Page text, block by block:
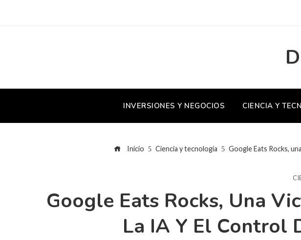
INVERSIONES Y NEGOCIOS CIENCIA Y
Inicio Ciencia y tecnología Google Eats Rocks,
Google Eats Rocks, Una
La IA Y El Control